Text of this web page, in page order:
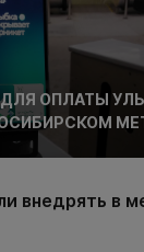
ОПЛАТЫ
внедрять в